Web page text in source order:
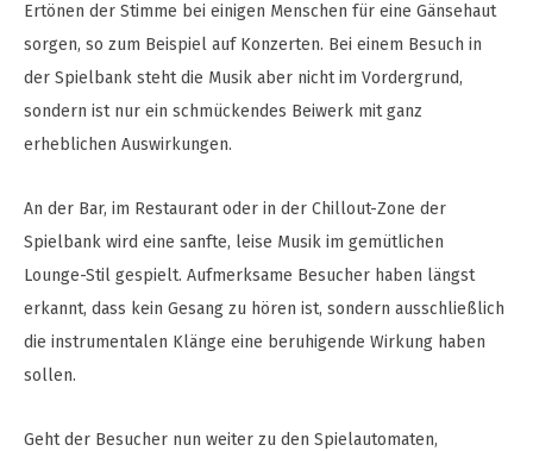
Ertönen der Stimme bei einigen Menschen für eine Gänsehaut
sorgen, so zum Beispiel auf Konzerten. Bei einem Besuch in
der Spielbank steht die Musik aber nicht im Vordergrund,
sondern ist nur ein schmückendes Beiwerk mit ganz
erheblichen Auswirkungen.
An der Bar, im Restaurant oder in der Chillout-Zone der
Spielbank wird eine sanfte, leise Musik im gemütlichen
Lounge-Stil gespielt. Aufmerksame Besucher haben längst
erkannt, dass kein Gesang zu hören ist, sondern ausschließlich
die instrumentalen Klänge eine beruhigende Wirkung haben
sollen.
Geht der Besucher nun weiter zu den Spielautomaten,